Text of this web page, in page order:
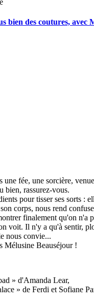
bien des coutures, avec
fée, une sorcière,
bien, rassurez-vous.
pour tisser ses sorts :
corps, nous rend
finalement qu'on n'a
voit. Il n'y a qu'à sentir,
nous convie...
Mélusine Beauséjour !
» d'Amanda Lear,
» de Ferdi et Sofiane